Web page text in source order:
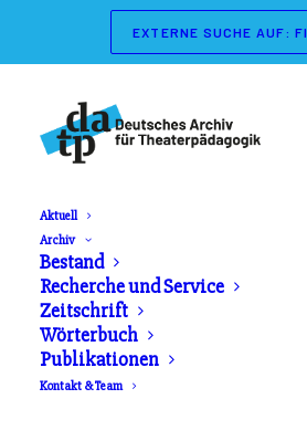
EXTERNE SUCHE AUF:
Aktuell
Archiv
Bestand
Recherche und Service
Zeitschrift
Wörterbuch
Publikationen
Kontakt & Team